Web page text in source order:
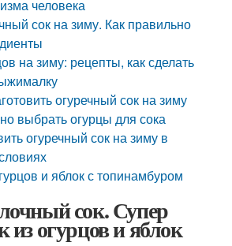
человека
сок на зиму. Как правильно
на зиму: рецепты, как сделать
огуречный сок на зиму
выбрать огурцы для сока
огуречный сок на зиму в
и яблок с топинамбуром
сок. Супер
из огурцов и яблок